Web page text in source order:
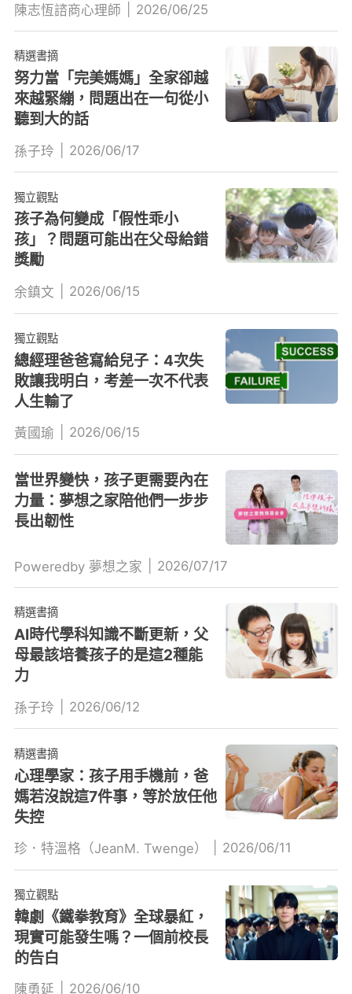
陳志恆諮商心理師 2026/06/25
精選書摘
努力當「完美媽媽」全家卻越
來越緊繃，問題出在一句從小
聽到大的話
孫子玲 2026/06/17
獨立觀點
孩子為何變成「假性乖小
孩」？問題可能出在父母給錯
獎勵
余鎮文 2026/06/15
獨立觀點
總經理爸爸寫給兒子：4次失
敗讓我明白，考差一次不代表
人生輸了
黃國瑜 2026/06/15
當世界變快，孩子更需要內在
力量：夢想之家陪他們一步步
長出韌性
Poweredby 夢想之家 2026/07/17
精選書摘
AI時代學科知識不斷更新，父
母最該培養孩子的是這2種能
力
孫子玲 2026/06/12
精選書摘
心理學家：孩子用手機前，爸
媽若沒說這7件事，等於放任他
失控
珍．特溫格（JeanM. Twenge） 2026/06/11
獨立觀點
韓劇《鐵拳教育》全球暴紅，
現實可能發生嗎？一個前校長
的告白
陳勇延 2026/06/10